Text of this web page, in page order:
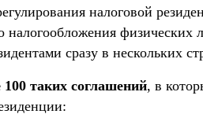
налоговой
налогообложения физических
сразу в нескольких
100 таких соглашений, в